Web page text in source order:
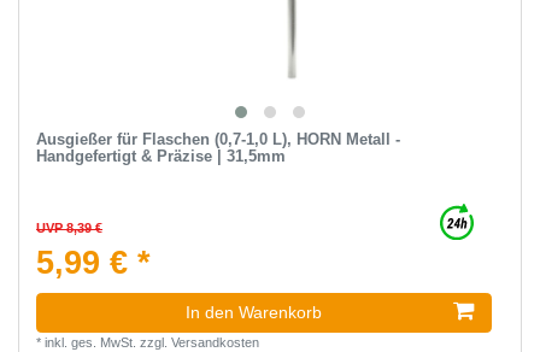
Ausgießer für Flaschen (0,7-1,0 L), HORN Metall -
Handgefertigt & Präzise | 31,5mm
UVP 8,39 €
5,99 € *
In den Warenkorb
* inkl. ges. MwSt. zzgl. Versandkosten